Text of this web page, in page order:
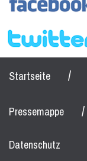
Startseite /
Pressemappe /
Datenschutz